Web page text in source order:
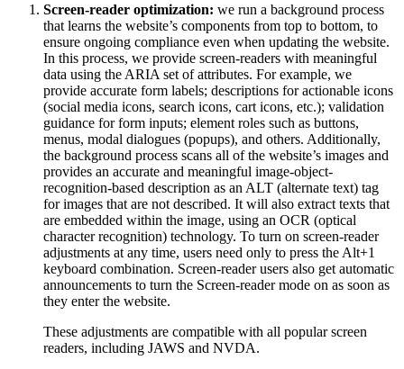
Screen-reader optimization: we run a background process
that learns the website’s components from top to bottom, to
ensure ongoing compliance even when updating the website.
In this process, we provide screen-readers with meaningful
data using the ARIA set of attributes. For example, we
provide accurate form labels; descriptions for actionable icons
(social media icons, search icons, cart icons, etc.); validation
guidance for form inputs; element roles such as buttons,
menus, modal dialogues (popups), and others. Additionally,
the background process scans all of the website’s images and
provides an accurate and meaningful image-object-
recognition-based description as an ALT (alternate text) tag
for images that are not described. It will also extract texts that
are embedded within the image, using an OCR (optical
character recognition) technology. To turn on screen-reader
adjustments at any time, users need only to press the Alt+1
keyboard combination. Screen-reader users also get automatic
announcements to turn the Screen-reader mode on as soon as
they enter the website.
These adjustments are compatible with all popular screen
readers, including JAWS and NVDA.